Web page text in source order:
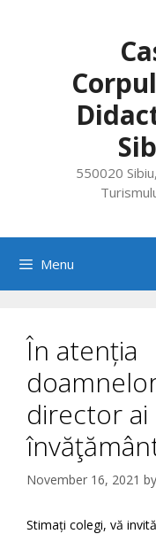
550020
Menu
În atenția
director
November 16, 2021 by
Stimați colegi, vă